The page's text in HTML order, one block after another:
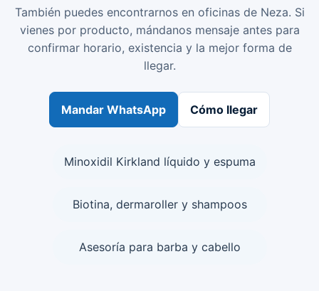
También puedes encontrarnos en oficinas de Neza. Si
vienes por producto, mándanos mensaje antes para
confirmar horario, existencia y la mejor forma de
llegar.
Mandar WhatsApp Cómo llegar
Minoxidil Kirkland líquido y espuma
Biotina, dermaroller y shampoos
Asesoría para barba y cabello